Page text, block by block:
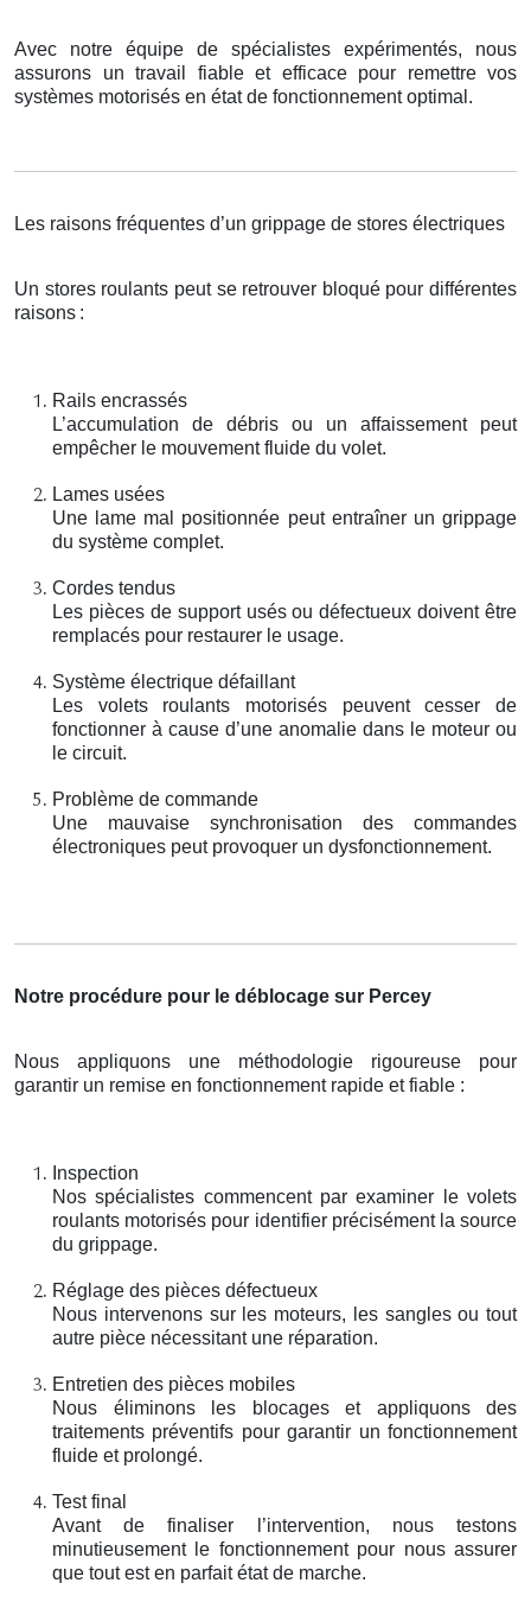
Avec notre équipe de spécialistes expérimentés, nous
assurons un travail fiable et efficace pour remettre vos
systèmes motorisés en état de fonctionnement optimal.
Les raisons fréquentes d’un grippage de stores électriques
Un stores roulants peut se retrouver bloqué pour différentes
raisons :
Rails encrassés
L’accumulation de débris ou un affaissement peut
empêcher le mouvement fluide du volet.
Lames usées
Une lame mal positionnée peut entraîner un grippage
du système complet.
Cordes tendus
Les pièces de support usés ou défectueux doivent être
remplacés pour restaurer le usage.
Système électrique défaillant
Les volets roulants motorisés peuvent cesser de
fonctionner à cause d’une anomalie dans le moteur ou
le circuit.
Problème de commande
Une mauvaise synchronisation des commandes
électroniques peut provoquer un dysfonctionnement.
Notre procédure pour le déblocage sur Percey
Nous appliquons une méthodologie rigoureuse pour
garantir un remise en fonctionnement rapide et fiable :
Inspection
Nos spécialistes commencent par examiner le volets
roulants motorisés pour identifier précisément la source
du grippage.
Réglage des pièces défectueux
Nous intervenons sur les moteurs, les sangles ou tout
autre pièce nécessitant une réparation.
Entretien des pièces mobiles
Nous éliminons les blocages et appliquons des
traitements préventifs pour garantir un fonctionnement
fluide et prolongé.
Test final
Avant de finaliser l’intervention, nous testons
minutieusement le fonctionnement pour nous assurer
que tout est en parfait état de marche.